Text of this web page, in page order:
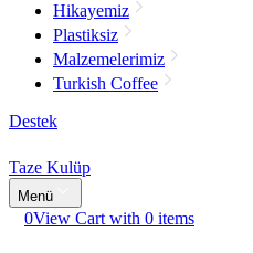
Hikayemiz
Plastiksiz
Malzemelerimiz
Turkish Coffee
Destek
Taze Kulüp
Menü
0View Cart with 0 items